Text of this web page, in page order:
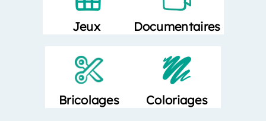
Jeux Documentaires
Bricolages Coloriages